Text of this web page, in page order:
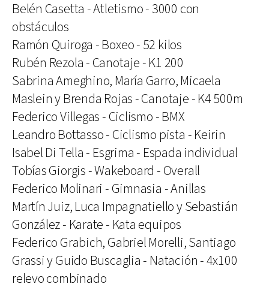
Belén Casetta - Atletismo - 3000 con
obstáculos
Ramón Quiroga - Boxeo - 52 kilos
Rubén Rezola - Canotaje - K1 200
Sabrina Ameghino, María Garro, Micaela
Maslein y Brenda Rojas - Canotaje - K4 500m
Federico Villegas - Ciclismo - BMX
Leandro Bottasso - Ciclismo pista - Keirin
Isabel Di Tella - Esgrima - Espada individual
Tobías Giorgis - Wakeboard - Overall
Federico Molinari - Gimnasia - Anillas
Martín Juiz, Luca Impagnatiello y Sebastián
González - Karate - Kata equipos
Federico Grabich, Gabriel Morelli, Santiago
Grassi y Guido Buscaglia - Natación - 4x100
relevo combinado